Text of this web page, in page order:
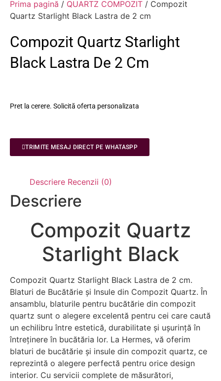
Prima pagină / QUARTZ COMPOZIT / Compozit
Quartz Starlight Black Lastra de 2 cm
Compozit Quartz Starlight
Black Lastra De 2 Cm
Pret la cerere. Solicită oferta personalizata
TRIMITE MESAJ DIRECT PE WHATASPP
Descriere Recenzii (0)
Descriere
Compozit Quartz
Starlight Black
Compozit Quartz Starlight Black Lastra de 2 cm.
Blaturi de Bucătărie și Insule din Compozit Quartz. În
ansamblu, blaturile pentru bucătărie din compozit
quartz sunt o alegere excelentă pentru cei care caută
un echilibru între estetică, durabilitate și ușurință în
întreținere în bucătăria lor. La Hermes, vă oferim
blaturi de bucătărie și insule din compozit quartz, ce
reprezintă o alegere perfectă pentru orice design
interior. Cu servicii complete de măsurători,